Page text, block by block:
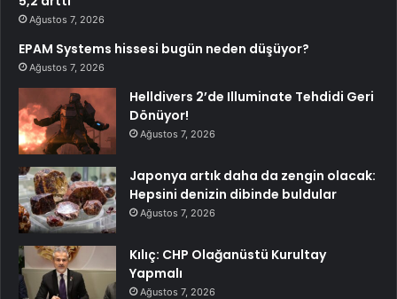
Ağustos 7, 2026
EPAM Systems hissesi bugün neden düşüyor?
Ağustos 7, 2026
Helldivers 2’de Illuminate Tehdidi Geri
Dönüyor!
Ağustos 7, 2026
Japonya artık daha da zengin olacak:
Hepsini denizin dibinde buldular
Ağustos 7, 2026
Kılıç: CHP Olağanüstü Kurultay
Yapmalı
Ağustos 7, 2026